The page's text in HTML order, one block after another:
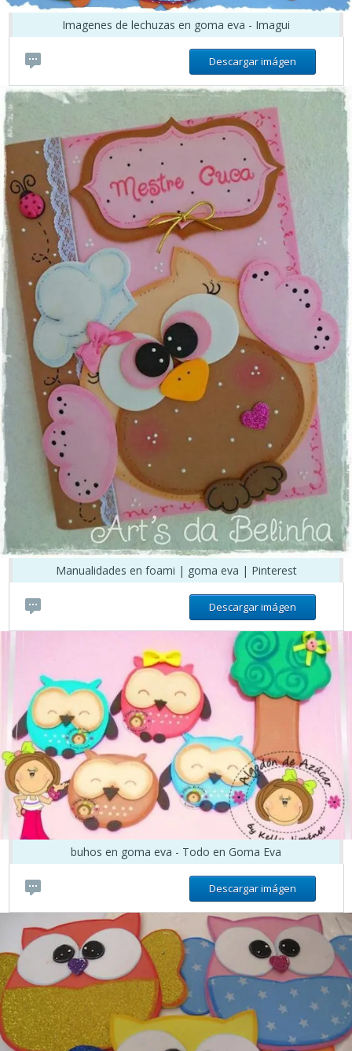
Imagenes de lechuzas en goma eva - Imagui
Descargar imágen
Manualidades en foami | goma eva | Pinterest
Descargar imágen
buhos en goma eva - Todo en Goma Eva
Descargar imágen